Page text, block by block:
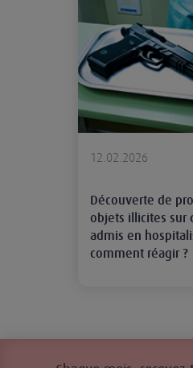
12.02.2026
Découverte de
objets illicites sur
admis en
comment réagir ?